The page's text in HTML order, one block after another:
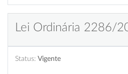
Lei Ordinária 2286/
Status: Vigente